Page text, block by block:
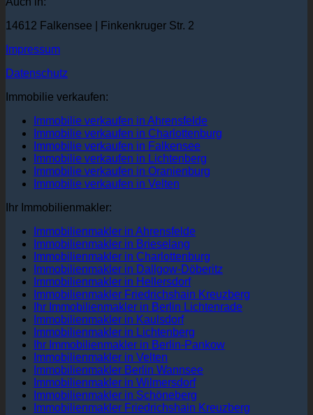
14612 Falkensee | Finkenkruger Str. 2
Impressum
Datenschutz
Immobilie verkaufen:
Immobilie verkaufen in Ahrensfelde
Immobilie verkaufen in Charlottenburg
Immobilie verkaufen in Falkensee
Immobilie verkaufen in Lichtenberg
Immobilie verkaufen in Oranienburg
Immobilie verkaufen in Velten
Ihr Immobilienmakler:
Immobilienmakler in Ahrensfelde
Immobilienmakler in Brieselang
Immobilienmakler in Charlottenburg
Immobilienmakler in Dallgow-Döberitz
Immobilienmakler in Hellersdorf
Immobilienmakler Friedrichshain Kreuzberg
Ihr Immobilienmakler in Berlin Lichtenrade
Immobilienmakler in Kaulsdorf
Immobilienmakler in Lichtenberg
Ihr Immobilienmakler in Berlin-Pankow
Immobilienmakler in Velten
Immobilienmakler Berlin Wannsee
Immobilienmakler in Wilmersdorf
Immobilienmakler in Schöneberg
Immobilienmakler Friedrichshain Kreuzberg